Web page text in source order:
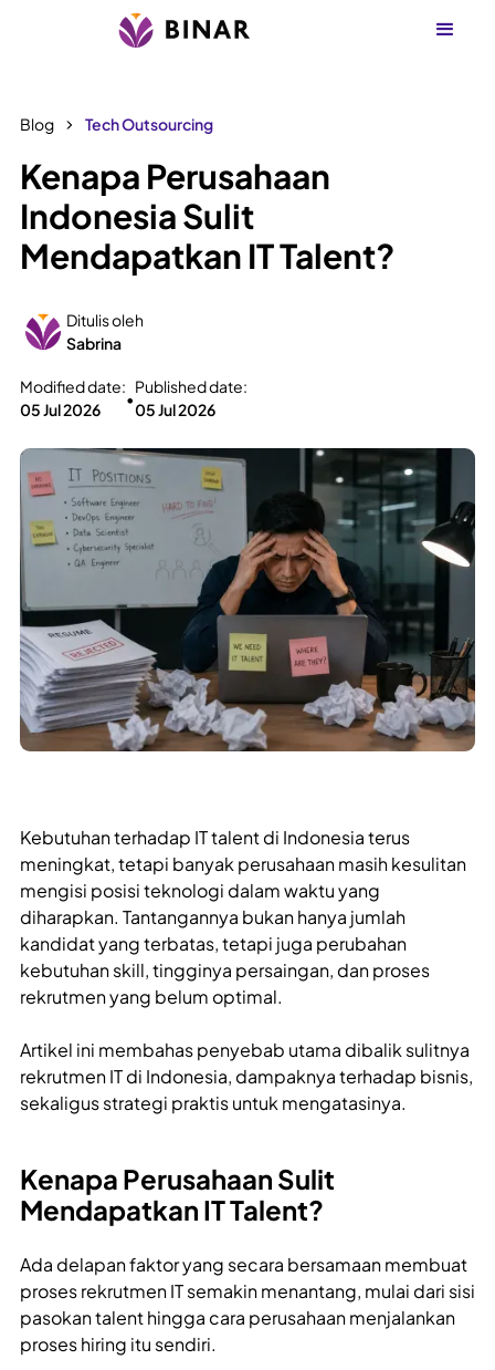
Blog Tech Outsourcing
Kenapa Perusahaan
Indonesia Sulit
Mendapatkan IT Talent?
Ditulis oleh
Sabrina
Modified date:
05 Jul 2026
•
Published date:
05 Jul 2026
Kebutuhan terhadap IT talent di Indonesia terus
meningkat, tetapi banyak perusahaan masih kesulitan
mengisi posisi teknologi dalam waktu yang
diharapkan. Tantangannya bukan hanya jumlah
kandidat yang terbatas, tetapi juga perubahan
kebutuhan skill, tingginya persaingan, dan proses
rekrutmen yang belum optimal.
Artikel ini membahas penyebab utama dibalik sulitnya
rekrutmen IT di Indonesia, dampaknya terhadap bisnis,
sekaligus strategi praktis untuk mengatasinya.
Kenapa Perusahaan Sulit
Mendapatkan IT Talent?
Ada delapan faktor yang secara bersamaan membuat
proses rekrutmen IT semakin menantang, mulai dari sisi
pasokan talent hingga cara perusahaan menjalankan
proses hiring itu sendiri.